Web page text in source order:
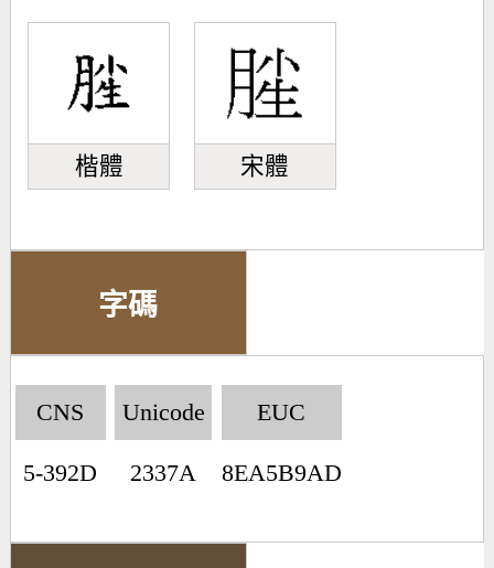
楷體 宋體
字碼
CNS
5-392D
Unicode
2337A
EUC
8EA5B9AD